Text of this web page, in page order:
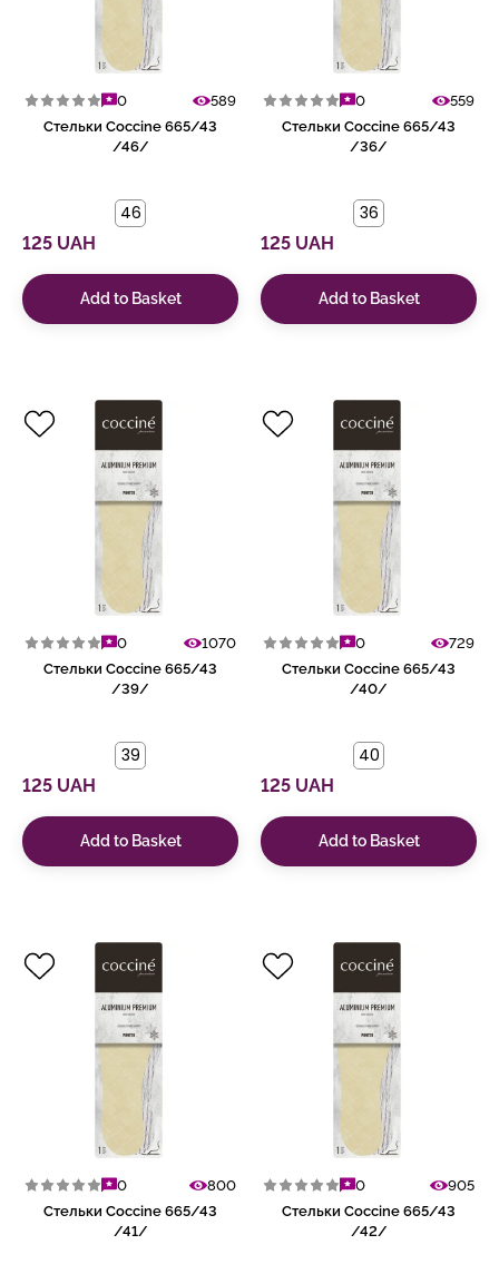
0
589
Стельки Coccine 665/43
/46/
46
125 UAH
Add to Basket
0
559
Стельки Coccine 665/43
/36/
36
125 UAH
Add to Basket
0
1070
Стельки Coccine 665/43
/39/
39
125 UAH
Add to Basket
0
729
Стельки Coccine 665/43
/40/
40
125 UAH
Add to Basket
0
800
Стельки Coccine 665/43
/41/
0
905
Стельки Coccine 665/43
/42/